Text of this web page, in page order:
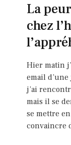
La
chez
Hier matin
email
j’ai
mais il se
se mettre
convaincre